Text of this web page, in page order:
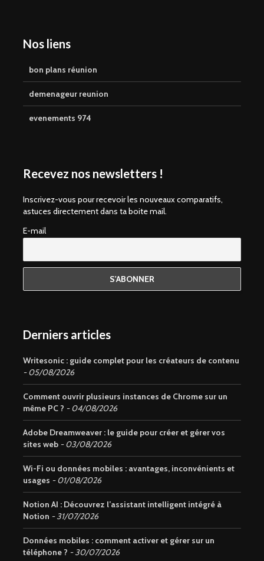
Nos liens
bon plans réunion
demenageur reunion
evenements 974
Recevez nos newsletters !
Inscrivez-vous pour recevoir les nouveaux comparatifs,
astuces directement dans ta boite mail.
E-mail
Derniers articles
Writesonic : guide complet pour les créateurs de contenu
05/08/2026
Comment ouvrir plusieurs instances de Chrome sur un
même PC ?
04/08/2026
Adobe Dreamweaver : le guide pour créer et gérer vos
sites web
03/08/2026
Wi-Fi ou données mobiles : avantages, inconvénients et
usages
01/08/2026
Notion AI : Découvrez l’assistant intelligent intégré à
Notion
31/07/2026
Données mobiles : comment activer et gérer sur un
téléphone ?
30/07/2026